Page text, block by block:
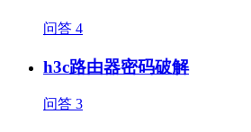
问答 4
h3c路由器密码破解
问答 3